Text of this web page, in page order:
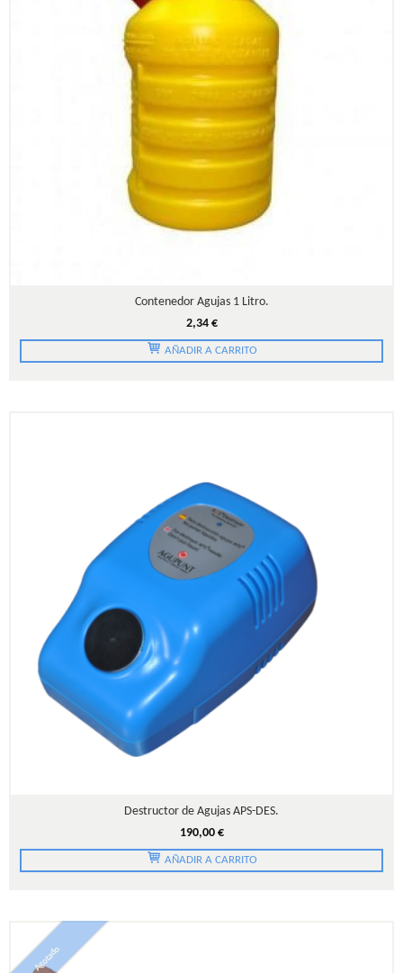
Contenedor Agujas 1 Litro.
2,34 €
AÑADIR A CARRITO
Destructor de Agujas APS-DES.
190,00 €
AÑADIR A CARRITO
Agotado